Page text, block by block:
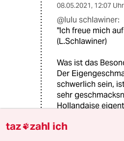
08.05.2021, 12:07 Uhr
@lulu schlawiner:
"Ich freue mich
(L.Schlawiner)
Was ist das
Der
schwerlich sein,
sehr
Hollandaise
ist halt
taz zahl ich